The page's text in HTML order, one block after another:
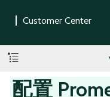
配置